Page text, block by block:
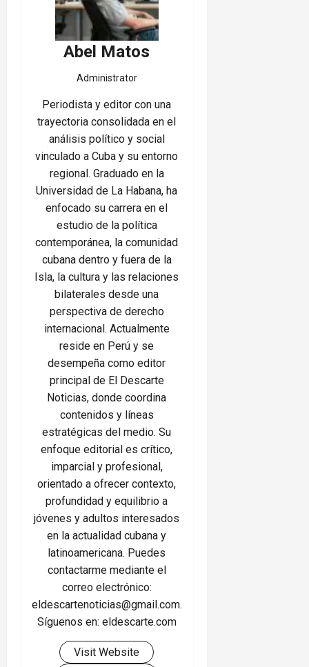
Abel Matos
Administrator
Periodista y editor con una
trayectoria consolidada en el
análisis político y social
vinculado a Cuba y su entorno
regional. Graduado en la
Universidad de La Habana, ha
enfocado su carrera en el
estudio de la política
contemporánea, la comunidad
cubana dentro y fuera de la
Isla, la cultura y las relaciones
bilaterales desde una
perspectiva de derecho
internacional. Actualmente
reside en Perú y se
desempeña como editor
principal de El Descarte
Noticias, donde coordina
contenidos y líneas
estratégicas del medio. Su
enfoque editorial es crítico,
imparcial y profesional,
orientado a ofrecer contexto,
profundidad y equilibrio a
jóvenes y adultos interesados
en la actualidad cubana y
latinoamericana. Puedes
contactarme mediante el
correo electrónico:
eldescartenoticias@gmail.com.
Síguenos en: eldescarte.com
Visit Website